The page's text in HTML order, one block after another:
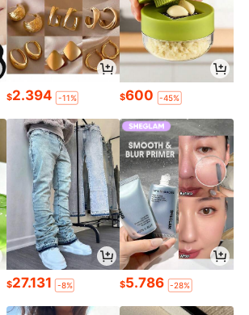
$2.394 -11% $600 -45%
$27.131 -8% $5.786 -28%